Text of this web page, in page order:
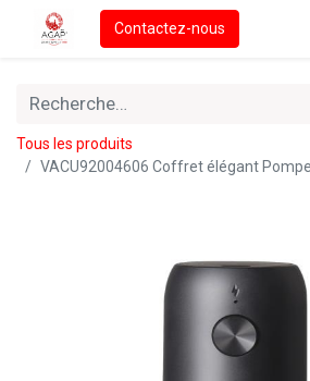
Contactez-nous
Tous les produits
VACU92004606 Coffret élégant